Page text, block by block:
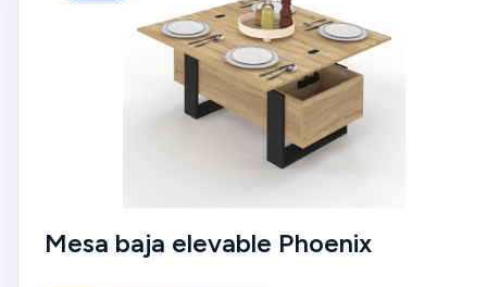
Mesa baja elevable Phoenix